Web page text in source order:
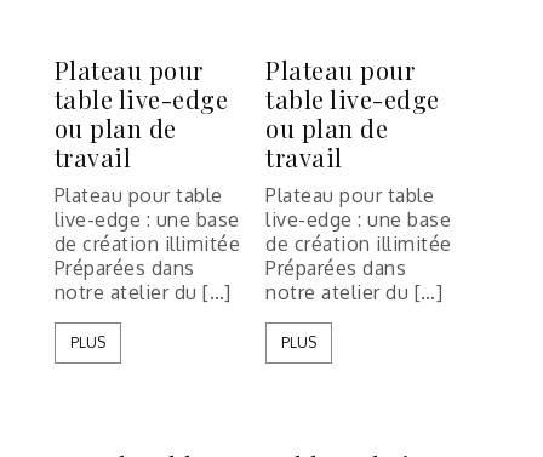
Plateau pour
table live-edge
ou plan de
travail
Plateau pour table
live-edge : une base
de création illimitée
Préparées dans
notre atelier du […]
PLUS
Plateau pour
table live-edge
ou plan de
travail
Plateau pour table
live-edge : une base
de création illimitée
Préparées dans
notre atelier du […]
PLUS